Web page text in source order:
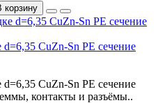
корзину
CuZn-Sn PE сечение
CuZn-Sn PE сечение
контакты и разъёмы..